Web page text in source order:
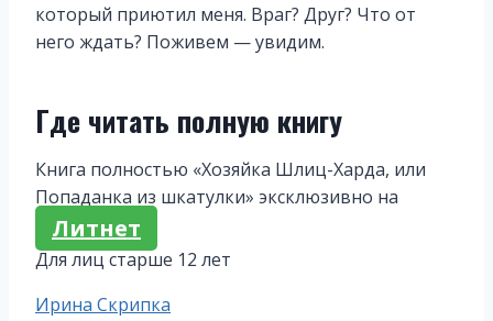
который приютил меня. Враг? Друг? Что от
него ждать? Поживем — увидим.
Где читать полную книгу
Книга полностью «Хозяйка Шлиц-Харда, или
Попаданка из шкатулки» эксклюзивно на
Литнет
Для лиц старше 12 лет
Метки
Ирина Скрипка